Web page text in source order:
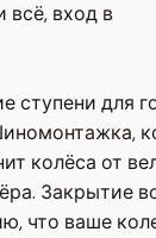
всё, вход в
ступени для
колёса от
Закрытие
что ваше